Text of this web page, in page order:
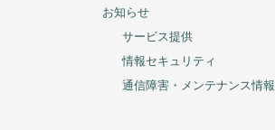
お知らせ
サービス提供
情報セキュリティ
通信障害・メンテナンス情報